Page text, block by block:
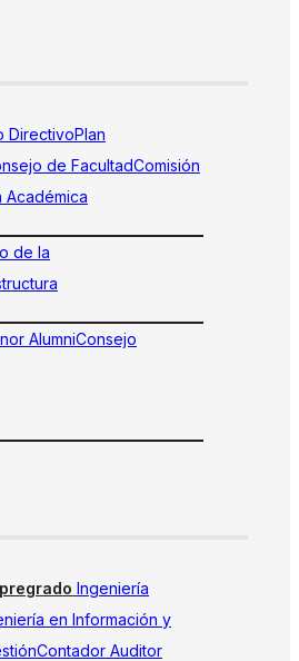
DirectivoPlan
de FacultadComisión
Académica
de la
AlumniConsejo
Ingeniería
en Información y
Contador Auditor